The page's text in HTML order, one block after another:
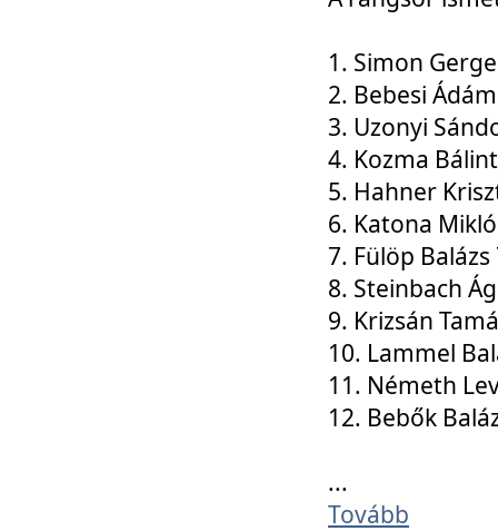
1. Simon
2. Bebesi
3. Uzonyi
4. Kozma
5. Hahner
6. Katona
7. Fülöp
8. Steinbach
9. Krizsán
10. Lammel
11. Németh
12. Bebők
...
Tovább